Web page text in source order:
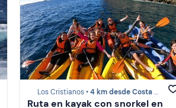
Los Cristianos •4 km desde Costa Adeje
Ruta en kayak con snorkel en